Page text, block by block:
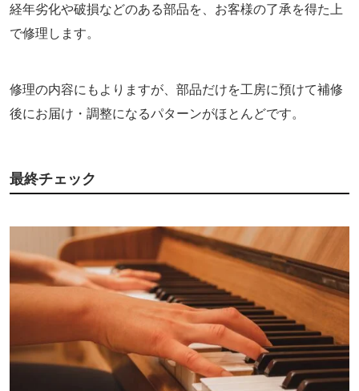
経年劣化や破損などのある部品を、お客様の了承を得た上
で修理します。
修理の内容にもよりますが、部品だけを工房に預けて補修
後にお届け・調整になるパターンがほとんどです。
最終チェック